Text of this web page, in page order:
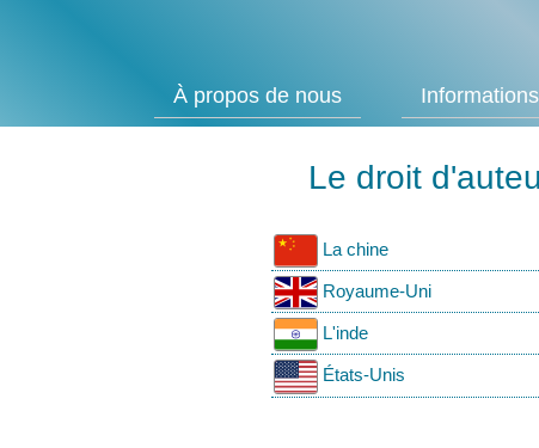
À propos de nous
Le droit
La chine
Royaume-Uni
L'inde
États-Unis